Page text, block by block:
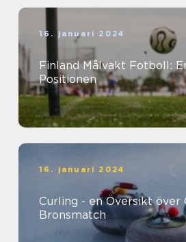
16. januari 2024
Finland Målvakt Fotboll:
Positionen
16. januari 2024
Curling - en Översikt över
Bronsmatch